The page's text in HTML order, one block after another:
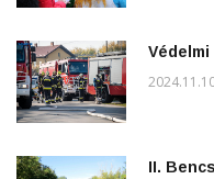
II.